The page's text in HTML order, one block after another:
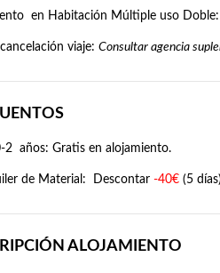
en Habitación Múltiple uso Doble:
viaje: Consultar agencia
2 años: Gratis en alojamiento.
de Material: Descontar -40€ (5
ALOJAMIENTO